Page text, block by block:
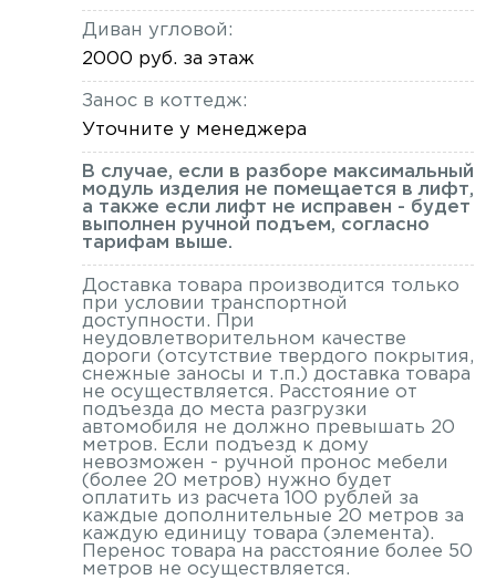
Диван угловой:
2000 руб. за этаж
Занос в коттедж:
Уточните у менеджера
В случае, если в разборе максимальный
модуль изделия не помещается в лифт,
а также если лифт не исправен - будет
выполнен ручной подъем, согласно
тарифам выше.
Доставка товара производится только
при условии транспортной
доступности. При
неудовлетворительном качестве
дороги (отсутствие твердого покрытия,
снежные заносы и т.п.) доставка товара
не осуществляется. Расстояние от
подъезда до места разгрузки
автомобиля не должно превышать 20
метров. Если подъезд к дому
невозможен - ручной пронос мебели
(более 20 метров) нужно будет
оплатить из расчета 100 рублей за
каждые дополнительные 20 метров за
каждую единицу товара (элемента).
Перенос товара на расстояние более 50
метров не осуществляется.